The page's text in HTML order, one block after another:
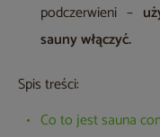
podczerwieni –
sauny włączyć.
Spis treści:
Co to jest sauna